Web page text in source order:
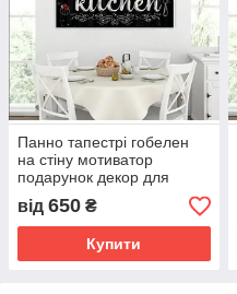
Панно тапестрі гобелен
на стіну мотиватор
подарунок декор для
кафе ресторанів їжа
продукти страви 1
від 650 ₴
Купити